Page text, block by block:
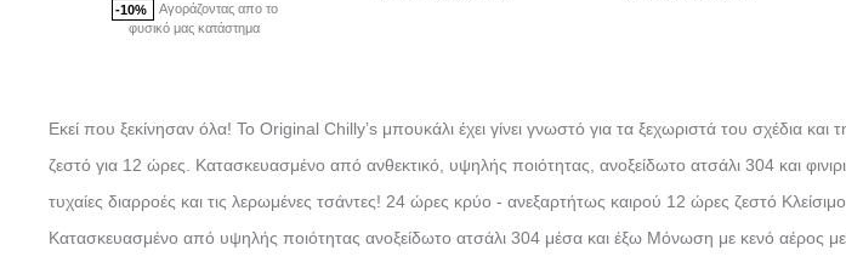
-10%
Αγοράζοντας απο το
φυσικό μας κατάστημα
Εκεί που ξεκίνησαν όλα! Το Original Chilly’s μπουκάλι έχει γίνει γνωστό για τα ξεχωριστά του σχέδια
ζεστό για 12 ώρες. Κατασκευασμένο από ανθεκτικό, υψηλής ποιότητας, ανοξείδωτο ατσάλι 304 και
τυχαίες διαρροές και τις λερωμένες τσάντες! 24 ώρες κρύο - ανεξαρτήτως καιρού 12 ώρες ζεστό
Κατασκευασμένο από υψηλής ποιότητας ανοξείδωτο ατσάλι 304 μέσα και έξω Μόνωση με κενό αέρος με